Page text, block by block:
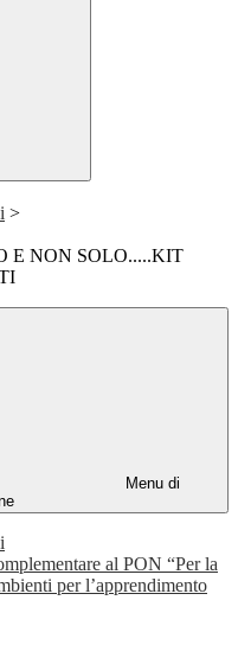
>
E NON SOLO.....KIT
Menu di
al PON “Per la
per l’apprendimento